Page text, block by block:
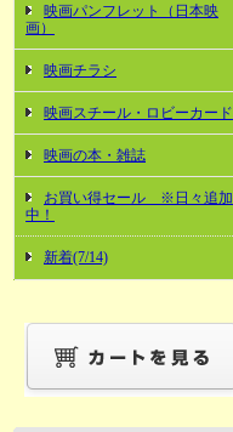
映画パンフレット（日本映
画）
映画チラシ
映画スチール・ロビーカード
映画の本・雑誌
お買い得セール ※日々追加
中！
新着(7/14)